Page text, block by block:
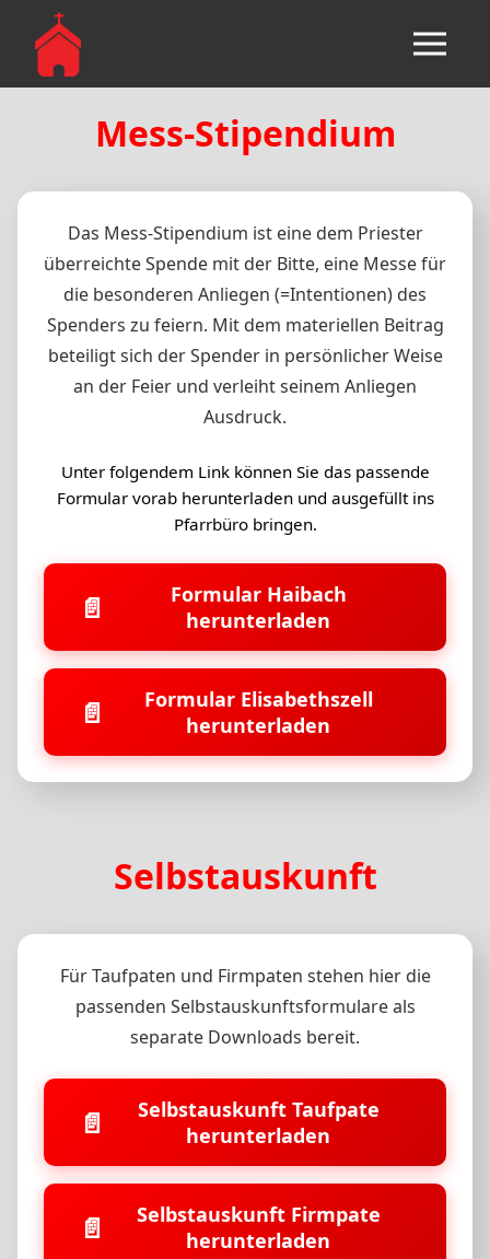
Mess-Stipendium
Das Mess-Stipendium ist eine dem Priester
überreichte Spende mit der Bitte, eine Messe für
die besonderen Anliegen (=Intentionen) des
Spenders zu feiern. Mit dem materiellen Beitrag
beteiligt sich der Spender in persönlicher Weise
an der Feier und verleiht seinem Anliegen
Ausdruck.
Unter folgendem Link können Sie das passende
Formular vorab herunterladen und ausgefüllt ins
Pfarrbüro bringen.
📄
Formular Haibach
herunterladen
📄
Formular Elisabethszell
herunterladen
Selbstauskunft
Für Taufpaten und Firmpaten stehen hier die
passenden Selbstauskunftsformulare als
separate Downloads bereit.
📄
Selbstauskunft Taufpate
herunterladen
📄
Selbstauskunft Firmpate
herunterladen